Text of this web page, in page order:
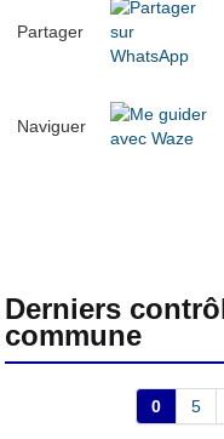
Partager
Naviguer
Derniers
commune
0 5